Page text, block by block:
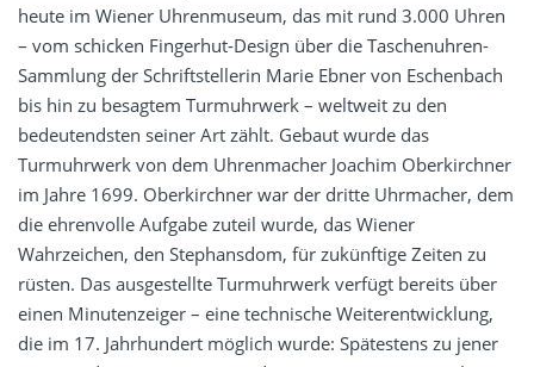
heute im Wiener Uhrenmuseum, das mit rund 3.000 Uhren
– vom schicken Fingerhut-Design über die Taschenuhren-
Sammlung der Schriftstellerin Marie Ebner von Eschenbach
bis hin zu besagtem Turmuhrwerk – weltweit zu den
bedeutendsten seiner Art zählt. Gebaut wurde das
Turmuhrwerk von dem Uhrenmacher Joachim Oberkirchner
im Jahre 1699. Oberkirchner war der dritte Uhrmacher, dem
die ehrenvolle Aufgabe zuteil wurde, das Wiener
Wahrzeichen, den Stephansdom, für zukünftige Zeiten zu
rüsten. Das ausgestellte Turmuhrwerk verfügt bereits über
einen Minutenzeiger – eine technische Weiterentwicklung,
die im 17. Jahrhundert möglich wurde: Spätestens zu jener